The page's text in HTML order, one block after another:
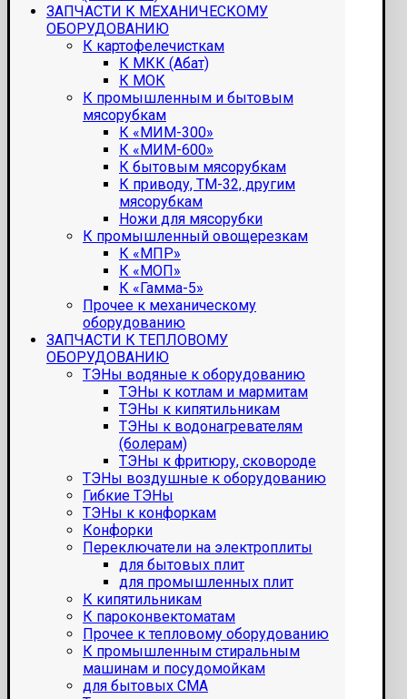
ЗАПЧАСТИ К МЕХАНИЧЕСКОМУ
ОБОРУДОВАНИЮ
К картофелечисткам
К МКК (Абат)
К МОК
К промышленным и бытовым
мясорубкам
К «МИМ-300»
К «МИМ-600»
К бытовым мясорубкам
К приводу, ТМ-32, другим
мясорубкам
Ножи для мясорубки
К промышленный овощерезкам
К «МПР»
К «МОП»
К «Гамма-5»
Прочее к механическому
оборудованию
ЗАПЧАСТИ К ТЕПЛОВОМУ
ОБОРУДОВАНИЮ
ТЭНы водяные к оборудованию
ТЭНы к котлам и мармитам
ТЭНы к кипятильникам
ТЭНы к водонагревателям
(болерам)
ТЭНы к фритюру, сковороде
ТЭНы воздушные к оборудованию
Гибкие ТЭНы
ТЭНы к конфоркам
Конфорки
Переключатели на электроплиты
для бытовых плит
для промышленных плит
К кипятильникам
К пароконвектоматам
Прочее к тепловому оборудованию
К промышленным стиральным
машинам и посудомойкам
для бытовых СМА